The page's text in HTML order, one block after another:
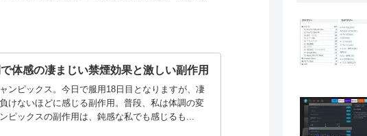
体感の凄まじい禁煙効果と激しい副作用
ンピックス。今日で服用18日目となりますが、凄
けないほどに感じる副作用。普段、私は体調の変
ピックスの副作用は、鈍感な私でも感じるも...